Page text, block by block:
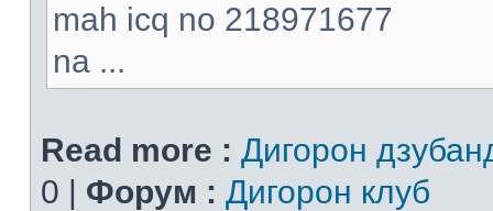
mah icq no 218971677
na ...
Read more : Дигорон
0 | Форум : Дигорон клуб